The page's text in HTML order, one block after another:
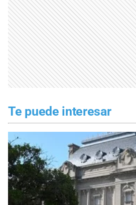
Te puede interesar